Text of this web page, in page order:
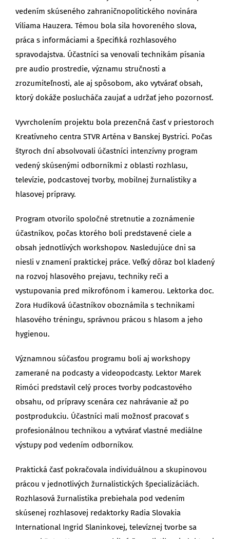
vedením skúseného zahraničnopolitického novinára
Viliama Hauzera. Témou bola sila hovoreného slova,
práca s informáciami a špecifiká rozhlasového
spravodajstva. Účastníci sa venovali technikám písania
pre audio prostredie, významu stručnosti a
zrozumiteľnosti, ale aj spôsobom, ako vytvárať obsah,
ktorý dokáže poslucháča zaujať a udržať jeho pozornosť.
Vyvrcholením projektu bola prezenčná časť v priestoroch
Kreatívneho centra STVR Arténa v Banskej Bystrici. Počas
štyroch dní absolvovali účastníci intenzívny program
vedený skúsenými odborníkmi z oblasti rozhlasu,
televízie, podcastovej tvorby, mobilnej žurnalistiky a
hlasovej prípravy.
Program otvorilo spoločné stretnutie a zoznámenie
účastníkov, počas ktorého boli predstavené ciele a
obsah jednotlivých workshopov. Nasledujúce dni sa
niesli v znamení praktickej práce. Veľký dôraz bol kladený
na rozvoj hlasového prejavu, techniky reči a
vystupovania pred mikrofónom i kamerou. Lektorka doc.
Zora Hudíková účastníkov oboznámila s technikami
hlasového tréningu, správnou prácou s hlasom a jeho
hygienou.
Významnou súčasťou programu boli aj workshopy
zamerané na podcasty a videopodcasty. Lektor Marek
Rimóci predstavil celý proces tvorby podcastového
obsahu, od prípravy scenára cez nahrávanie až po
postprodukciu. Účastníci mali možnosť pracovať s
profesionálnou technikou a vytvárať vlastné mediálne
výstupy pod vedením odborníkov.
Praktická časť pokračovala individuálnou a skupinovou
prácou v jednotlivých žurnalistických špecializáciách.
Rozhlasová žurnalistika prebiehala pod vedením
skúsenej rozhlasovej redaktorky Radia Slovakia
International Ingrid Slaninkovej, televíznej tvorbe sa